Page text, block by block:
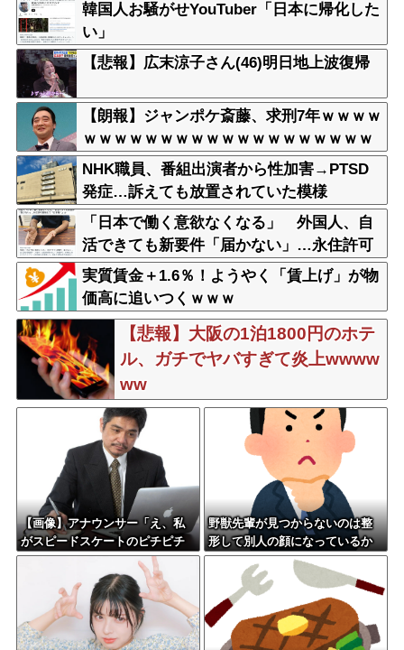
韓国人お騒がせYouTuber「日本に帰化した
い」
【悲報】広末涼子さん(46)明日地上波復帰
【朗報】ジャンポケ斎藤、求刑7年ｗｗｗｗ
ｗｗｗｗｗｗｗｗｗｗｗｗｗｗｗｗｗｗｗ
ｗｗｗｗｗｗｗｗｗｗｗｗｗｗｗｗｗｗ
NHK職員、番組出演者から性加害→PTSD
発症…訴えても放置されていた模様
「日本で働く意欲なくなる」 外国人、自
活できても新要件「届かない」…永住許可
厳格化で「日本離れ」か
実質賃金＋1.6％！ようやく「賃上げ」が物
価高に追いつくｗｗｗ
【悲報】大阪の1泊1800円のホテ
ル、ガチでヤバすぎて炎上wwww
ww
【画像】アナウンサー「え、私
がスピードスケートのピチピチ
ユニフォーム着るんですか…？ﾑ
ﾁｨ！！」←これはお前らに刺さ
るやろw w w w w w w w
野獣先輩が見つからないのは整
形して別人の顔になっているか
ら←これ